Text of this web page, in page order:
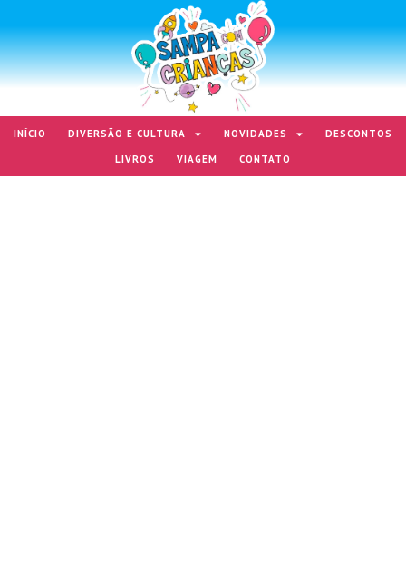
INÍCIO DIVERSÃO E CULTURA NOVIDADES
DESCONTOS
LIVROS
VIAGEM CONTATO